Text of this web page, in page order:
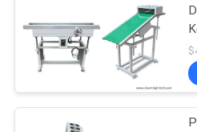
BIZE
ULAŞIN
HABERLER
Şablon